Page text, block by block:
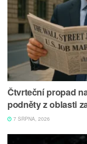
Čtvrteční propad
podněty z oblasti
7 SRPNA, 2026